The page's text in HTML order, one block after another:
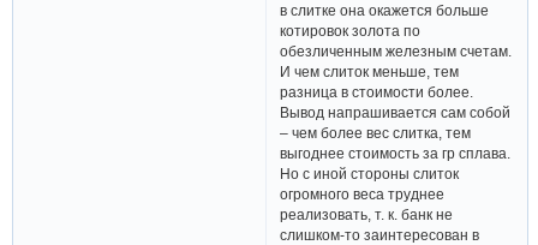
в слитке она окажется больше
котировок золота по
обезличенным железным счетам.
И чем слиток меньше, тем
разница в стоимости более.
Вывод напрашивается сам собой
– чем более вес слитка, тем
выгоднее стоимость за гр сплава.
Но с иной стороны слиток
огромного веса труднее
реализовать, т. к. банк не
слишком-то заинтересован в